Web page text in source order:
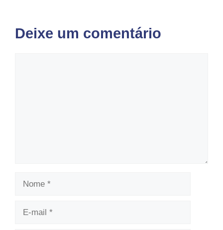
Deixe um comentário